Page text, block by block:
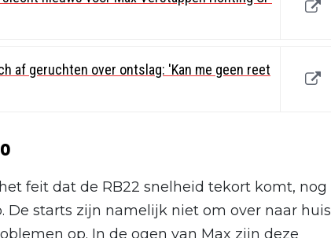
af geruchten over ontslag: 'Kan me geen reet
feit dat de RB22 snelheid tekort komt, nog
De starts zijn namelijk niet om over naar huis
op. In de ogen van Max zijn deze